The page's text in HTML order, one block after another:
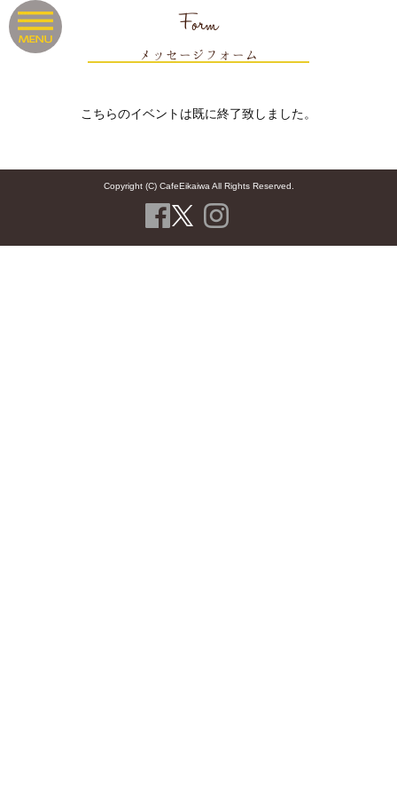
Form
メッセージフォーム
こちらのイベントは既に終了致しました。
Copyright (C) CafeEikaiwa All Rights Reserved.